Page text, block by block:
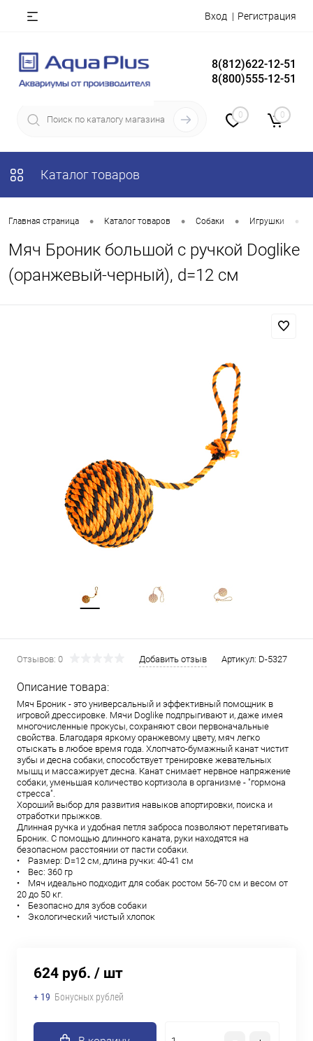
Вход Регистрация
8(812)622-12-51
8(800)555-12-51
0 0
Каталог товаров
Главная страница • Каталог товаров • Собаки • Игрушки •
Мяч Броник большой с ручкой Doglike
(оранжевый-черный), d=12 см
Отзывов: 0 Добавить отзыв Артикул: D-5327
Описание товара:
Мяч Броник - это универсальный и эффективный помощник в
игровой дрессировке. Мячи Doglike подпрыгивают и, даже имея
многочисленные прокусы, сохраняют свои первоначальные
свойства. Благодаря яркому оранжевому цвету, мяч легко
отыскать в любое время года. Хлопчато-бумажный канат чистит
зубы и десна собаки, способствует тренировке жевательных
мышц и массажирует десна. Канат снимает нервное напряжение
собаки, уменьшая количество кортизола в организме - "гормона
стресса".
Хороший выбор для развития навыков апортировки, поиска и
отработки прыжков.
Длинная ручка и удобная петля заброса позволяют перетягивать
Броник. С помощью длинного каната, руки находятся на
безопасном расстоянии от пасти собаки.
• Размер: D=12 см, длина ручки: 40-41 см
• Вес: 360 гр
• Мяч идеально подходит для собак ростом 56-70 см и весом от
20 до 50 кг.
• Безопасно для зубов собаки
• Экологический чистый хлопок
624 руб. / шт
+ 19 Бонусных рублей